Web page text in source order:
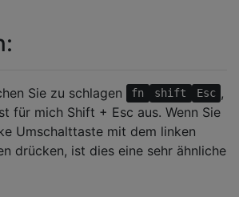
Sie zu schlagen fn shift Esc ,
für mich Shift + Esc aus. Wenn Sie
Umschalttaste mit dem linken
drücken, ist dies eine sehr ähnliche